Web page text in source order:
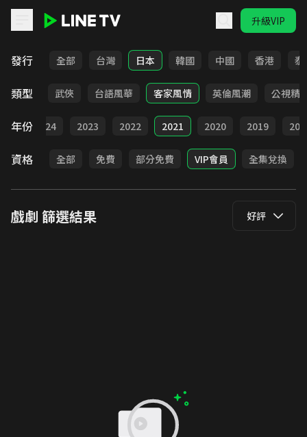
升級VIP
發行 全部 台灣 日本 韓國 中國 香港 泰
類型
時代 武俠 台語風華 客家風情 英倫風潮 公視精
年份 2024 2023 2022 2021 2020 2019
資格 全部 免費 部分免費 VIP會員 全集兌換
戲劇 篩選結果 好評